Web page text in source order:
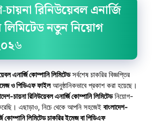
চায়না রিনিউয়েবল এনার্জি
লিমিটেড নতুন নিয়োগ
৬
এনার্জি কোম্পানি লিমিটেডসর্বশেষ চাকরির বিজ্ঞপ্তির
ও পিডিএফ ফাইলআনুষ্ঠানিকভাবে প্রকাশ করা হয়েছে।
চায়না রিনিউয়েবল এনার্জি কোম্পানি লিমিটেডনিয়োগ-
এছাড়াও, নিচে থেকে আপনি সহজেই বাংলাদেশ-
কোম্পানি লিমিটেড চাকরির ইমেজ বা পিডিএফ